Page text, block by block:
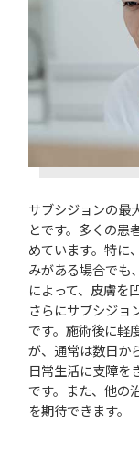
サブシジョンの最
とです。多くの患
めています。特に
みがある場合でも
によって、皮膚を
さらにサブシジョ
です。施術後に軽
が、通常は数日か
日常生活に支障を
です。また、他の
を期待できます。